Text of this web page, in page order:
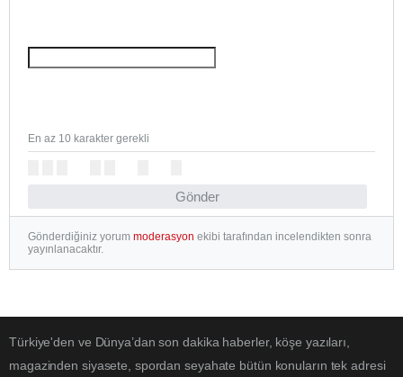
Gönder
En az 10 karakter gerekli
Gönderdiğiniz yorum moderasyon ekibi tarafından incelendikten sonra
yayınlanacaktır.
Türkiye'den ve Dünya’dan son dakika haberler, köşe yazıları,
magazinden siyasete, spordan seyahate bütün konuların tek adresi